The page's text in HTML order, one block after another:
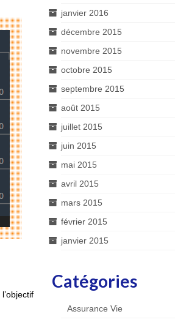
janvier 2016
décembre 2015
novembre 2015
octobre 2015
septembre 2015
août 2015
juillet 2015
juin 2015
mai 2015
avril 2015
mars 2015
février 2015
janvier 2015
Catégories
Assurance Vie